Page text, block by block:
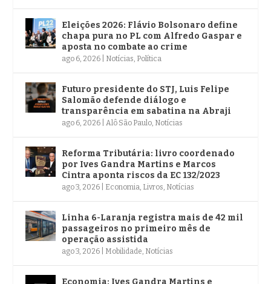
Eleições 2026: Flávio Bolsonaro define
chapa pura no PL com Alfredo Gaspar e
aposta no combate ao crime
ago 6, 2026 Notícias, Política
Futuro presidente do STJ, Luis Felipe
Salomão defende diálogo e
transparência em sabatina na Abraji
ago 6, 2026 |Alô São Paulo, Notícias
Reforma Tributária: livro coordenado
por Ives Gandra Martins e Marcos
Cintra aponta riscos da EC 132/2023
ago 3, 2026 Economia, Livros, Notícias
Linha 6-Laranja registra mais de 42 mil
passageiros no primeiro mês de
operação assistida
ago 3, 2026 Mobilidade, Notícias
Economia: Ives Gandra Martins e